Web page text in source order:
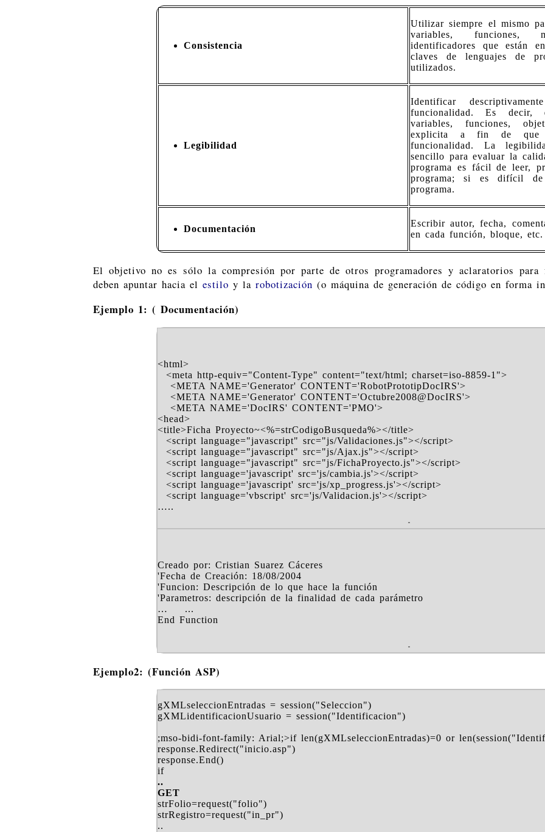
Consistencia
Utilizar siempre el mismo
variables, funciones,
identificadores que están
claves de lenguajes de
utilizados.
Legibilidad
Identificar
funcionalidad. Es
variables, funciones,
explicita a fin de que
funcionalidad. La
sencillo para evaluar la
programa es fácil de leer,
programa; si es difícil
programa.
Documentación
Escribir autor, fecha,
en cada función, bloque, etc.
El objetivo no es sólo la compresión por parte de otros programadores y aclaratorios para
deben apuntar hacia el estilo y la robotización (o máquina de generación de código en forma
Ejemplo 1: ( Documentación)
<html>
<meta http-equiv="Content-Type" content="text/html; charset=iso-8859-1">
<META NAME='Generator' CONTENT='RobotPrototipDocIRS'>
<META NAME='Generator' CONTENT='Octubre2008@DocIRS'>
<META NAME='DocIRS' CONTENT='PMO'>
<head>
<title>Ficha Proyecto~<%=strCodigoBusqueda%></title>
<script language="javascript" src="js/Validaciones.js"></script>
<script language="javascript" src="js/Ajax.js"></script>
<script language="javascript" src="js/FichaProyecto.js"></script>
<script language='javascript' src='js/cambia.js'></script>
<script language='javascript' src='js/xp_progress.js'></script>
<script language='vbscript' src='js/Validacion.js'></script>
…..
Creado por: Cristian Suarez Cáceres
'Fecha de Creación: 18/08/2004
'Funcion: Descripción de lo que hace la función
'Parametros: descripción de la finalidad de cada parámetro
… ...
End Function
Ejemplo2: (Función ASP)
gXMLseleccionEntradas = session("Seleccion")
gXMLidentificacionUsuario = session("Identificacion")
;mso-bidi-font-family: Arial;>if len(gXMLseleccionEntradas)=0 or
response.Redirect("inicio.asp")
response.End()
if
..
GET
strFolio=request("folio")
strRegistro=request("in_pr")
..